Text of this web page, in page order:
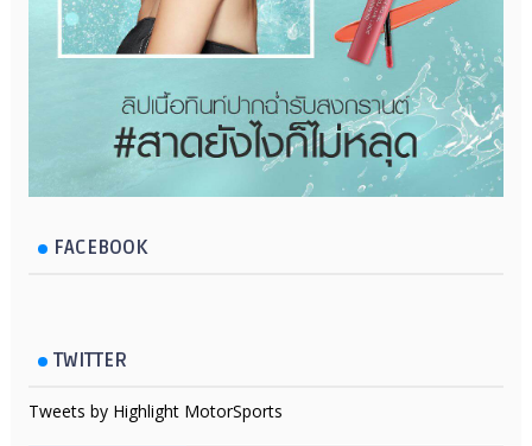
FACEBOOK
TWITTER
Tweets by Highlight MotorSports